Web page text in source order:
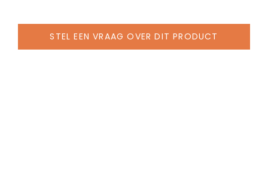
STEL EEN VRAAG OVER DIT PRODUCT